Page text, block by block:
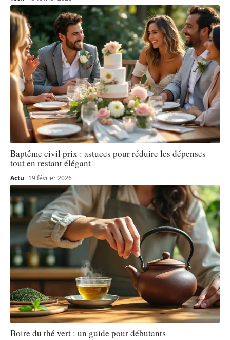
Baptême civil prix : astuces pour réduire les dépenses
tout en restant élégant
Actu 19 février 2026
Boire du thé vert : un guide pour débutants